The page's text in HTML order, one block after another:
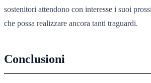
sostenitori attendono con interesse i suoi
che possa realizzare ancora tanti traguardi.
Conclusioni